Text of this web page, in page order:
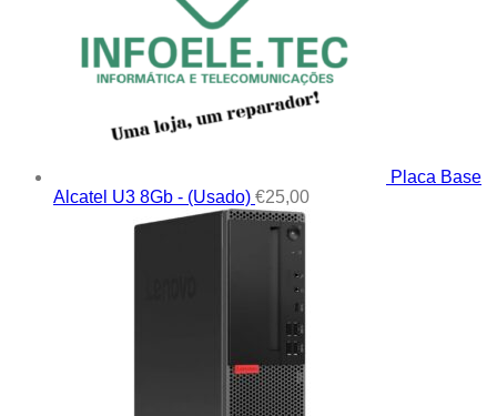
Placa Base
Alcatel U3 8Gb - (Usado) €25,00